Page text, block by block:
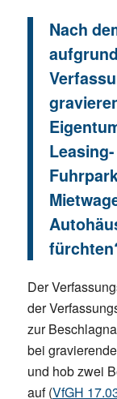
Nach
Der
der
zur
bei
und hob zwei
auf (VfGH